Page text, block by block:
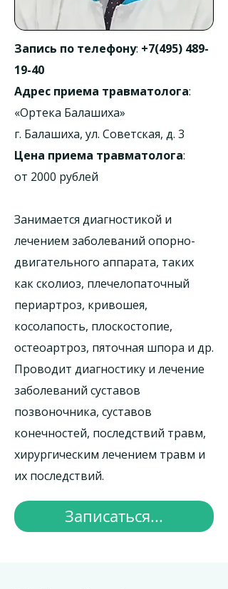
Запись по телефону: +7(495) 489-
19-40
Адрес приема травматолога:
«Ортека Балашиха»
г. Балашиха, ул. Советская, д. 3
Цена приема травматолога:
от 2000 рублей
Занимается диагностикой и
лечением заболеваний опорно-
двигательного аппарата, таких
как сколиоз, плечелопаточный
периартроз, кривошея,
косолапость, плоскостопие,
остеоартроз, пяточная шпора и др.
Проводит диагностику и лечение
заболеваний суставов
позвоночника, суставов
конечностей, последствий травм,
хирургическим лечением травм и
их последствий.
Записаться...